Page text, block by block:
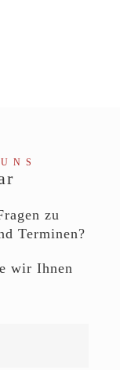
zu
Terminen?
wir Ihnen